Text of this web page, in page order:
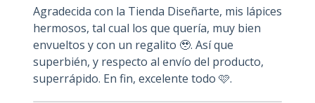
Agradecida con la Tienda Diseñarte, mis lápices
hermosos, tal cual los que quería, muy bien
envueltos y con un regalito 🥹. Así que
superbién, y respecto al envío del producto,
superrápido. En fin, excelente todo 🩷.